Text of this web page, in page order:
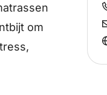
om